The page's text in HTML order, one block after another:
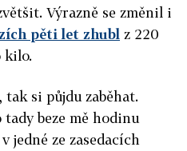
Výrazně se změnil i
pěti let zhubl z 220
kilo.
tak si půjdu zaběhat.
beze mě hodinu
jedné ze zasedacích